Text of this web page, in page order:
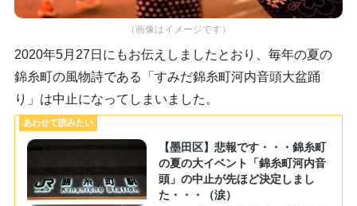
（画像はイメージです）
2020年5月27日にもお伝えしましたとおり、毎年の夏の
錦糸町の風物詩である「すみだ錦糸町河内音頭大盆踊
り」は中止になってしまいました。
【墨田区】悲報です・・・錦糸町
の夏の大イベント「錦糸町河内音
頭」の中止が先ほど決定しまし
た・・・（涙）